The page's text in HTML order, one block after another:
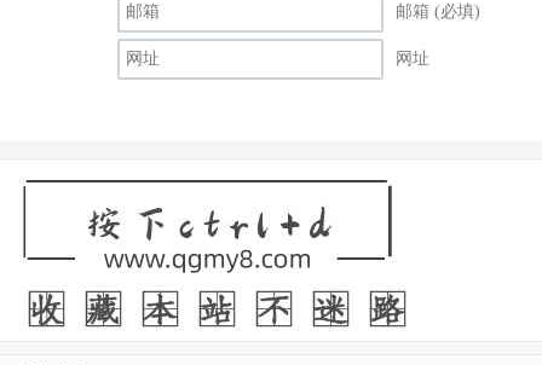
邮箱 (必填)
网址